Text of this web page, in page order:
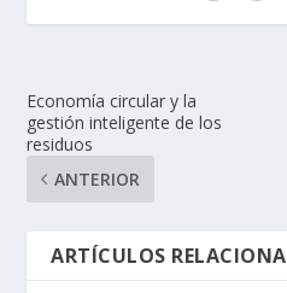
Economía circular y la
gestión inteligente de los
residuos
ANTERIOR
ARTÍCULOS